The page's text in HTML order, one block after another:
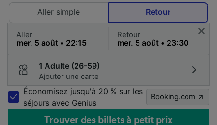
Aller simple
Retour
Aller Retour
1 Adulte (26-59)
Ajouter une carte
Économisez jusqu'à 20 % sur les
séjours avec Genius
Booking.com
Trouver des billets à petit prix